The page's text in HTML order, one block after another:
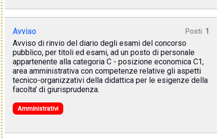
Avviso Posti: 1
Avviso di rinvio del diario degli esami del concorso
pubblico, per titoli ed esami, ad un posto di personale
appartenente alla categoria C - posizione economica C1,
area amministrativa con competenze relative gli aspetti
tecnico-organizzativi della didattica per le esigenze della
facolta' di giurisprudenza.
Amministrativi